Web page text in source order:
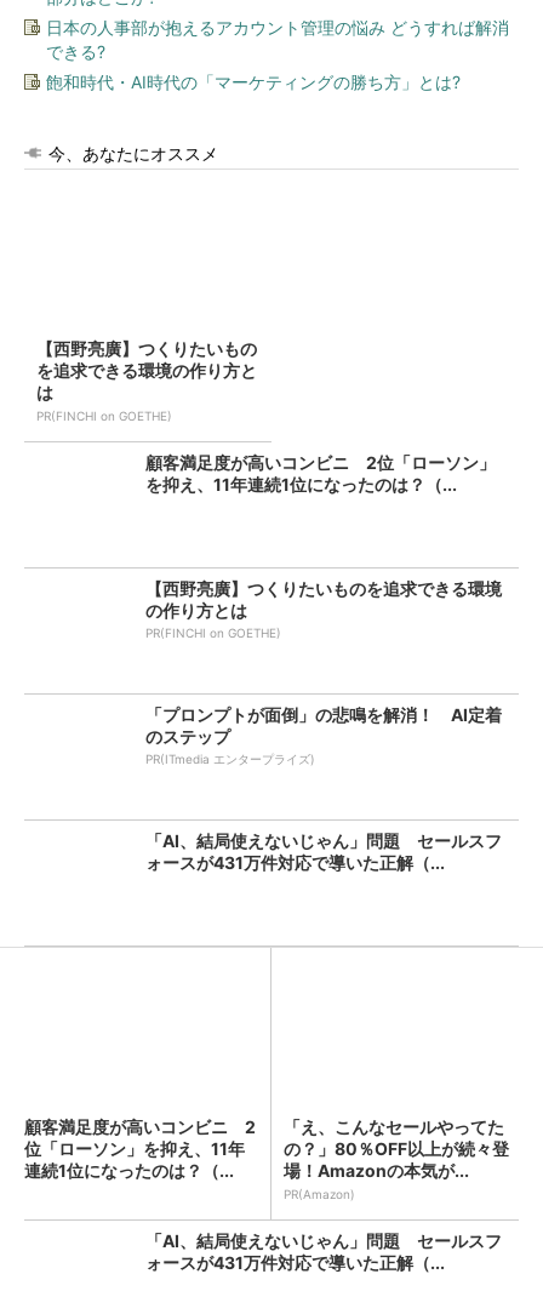
日本の人事部が抱えるアカウント管理の悩み どうすれば解消
できる?
飽和時代・AI時代の「マーケティングの勝ち方」とは?
今、あなたにオススメ
【西野亮廣】つくりたいもの
を追求できる環境の作り方と
は
PR(FINCHI on GOETHE)
顧客満足度が高いコンビニ 2位「ローソン」
を抑え、11年連続1位になったのは？（...
【西野亮廣】つくりたいものを追求できる環境
の作り方とは
PR(FINCHI on GOETHE)
「プロンプトが面倒」の悲鳴を解消！ AI定着
のステップ
PR(ITmedia エンタープライズ)
「AI、結局使えないじゃん」問題 セールスフ
ォースが431万件対応で導いた正解（...
顧客満足度が高いコンビニ 2
位「ローソン」を抑え、11年
連続1位になったのは？（...
「え、こんなセールやってた
の？」80％OFF以上が続々登
場！Amazonの本気が...
PR(Amazon)
「AI、結局使えないじゃん」問題 セールスフ
ォースが431万件対応で導いた正解（...